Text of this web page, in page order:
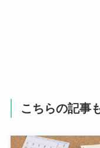
こちらの記事